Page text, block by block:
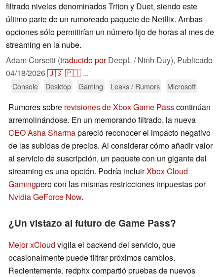
filtrado niveles denominados Triton y Duet, siendo este
último parte de un rumoreado paquete de Netflix. Ambas
opciones sólo permitirían un número fijo de horas al mes de
streaming en la nube.
Adam Corsetti (traducido porDeepL / Ninh Duy), Publicado
04/18/2026🇺🇸🇵🇹 ...
Console Desktop Gaming Leaks / Rumors Microsoft
Rumores sobre revisiones de Xbox Game Passcontinúan
arremolinándose. En un memorando filtrado, la nueva
CEO Asha Sharmapareció reconocer el impacto negativo
de las subidas de precios. Al considerar cómo añadir valor
al servicio de suscripción, un paquete con un gigante del
streaming es una opción. Podría incluirXbox Cloud
Gamingpero con las mismas restricciones impuestas por
Nvidia GeForce Now.
¿Un vistazo al futuro de Game Pass?
Mejor xCloud vigila el backend del servicio, que
ocasionalmente puede filtrar próximos cambios.
Recientemente, redphx compartió pruebas de nuevos